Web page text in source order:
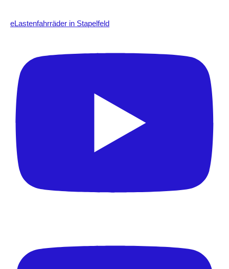
eLastenfahrräder in Stapelfeld